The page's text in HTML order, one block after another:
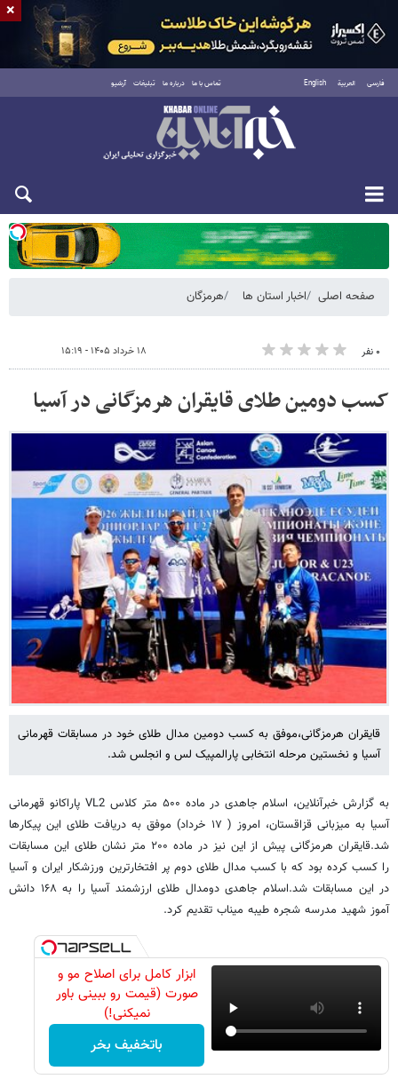
فارسی العربية English تماس با ما درباره ما تبلیغات آرشیو
شنبه ۱۷ مرداد ۱۴۰۵
صفحه اصلی اخبار استان ها هرمزگان
۰ نفر ۱۸ خرداد ۱۴۰۵ - ۱۵:۱۹
کسب دومین طلای قایقران هرمزگانی در آسیا
قایقران هرمزگانی،موفق به کسب دومین مدال طلای خود در مسابقات قهرمانی
آسیا و نخستین مرحله انتخابی پارالمپیک لس و انجلس شد.
به گزارش خبرآنلاین، اسلام جاهدی در ماده ۵۰۰ متر کلاس VL2 پاراکانو قهرمانی
آسیا به میزبانی قزاقستان، امروز ( ۱۷ خرداد) موفق به دریافت طلای این پیکارها
شد.قایقران هرمزگانی پیش از این نیز در ماده ۲۰۰ متر نشان طلای این مسابقات
را کسب کرده بود که با کسب مدال طلای دوم پر افتخارترین ورزشکار ایران و آسیا
در این مسابقات شد.اسلام جاهدی دومدال طلای ارزشمند آسیا را به ۱۶۸ دانش
آموز شهید مدرسه شجره طیبه میناب تقدیم کرد.
ابزار کامل برای اصلاح مو و
صورت (قیمت رو ببینی باور
نمیکنی!)
باتخفیف بخر
×